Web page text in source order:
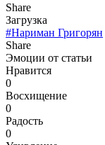
Share
Загрузка
#Нариман Григорян
Share
Эмоции от статьи
Нравится
0
Восхищение
0
Радость
0